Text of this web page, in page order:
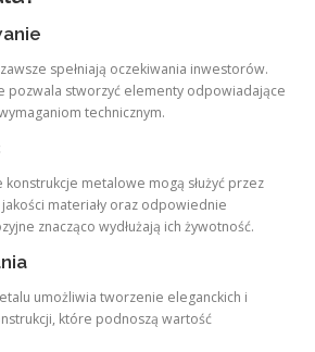
spełniają oczekiwania inwestorów.
pozwala stworzyć elementy odpowiadające
technicznym.
metalowe mogą służyć przez
materiały oraz odpowiednie
znacząco wydłużają ich żywotność.
umożliwia tworzenie eleganckich i
które podnoszą wartość